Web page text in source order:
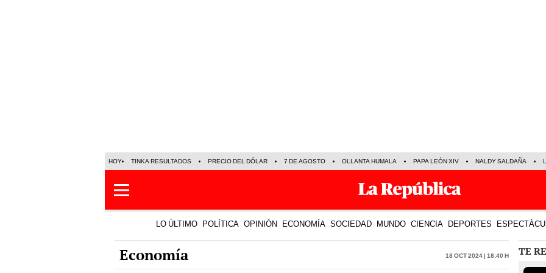
HOY TINKA RESULTADOS PRECIO DEL DÓLAR 7 DE AGOSTO OLLANTA HUMALA PAPA LEÓN XIV NALDY SALDAÑA
LO ÚLTIMO POLÍTICA OPINIÓN ECONOMÍA SOCIEDAD MUNDO CIENCIA DEPORTES
Economía 18 Oct 2024 | 18:40 h TE